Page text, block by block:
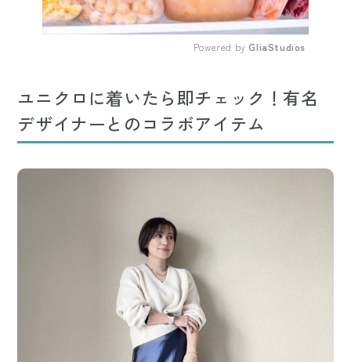
Powered by GliaStudios
ユニクロに着いたら即チェック！有名
デザイナーとのコラボアイテム